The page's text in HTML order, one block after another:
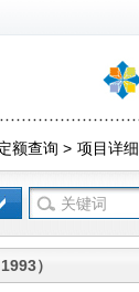
额查询 > 项目详细
）